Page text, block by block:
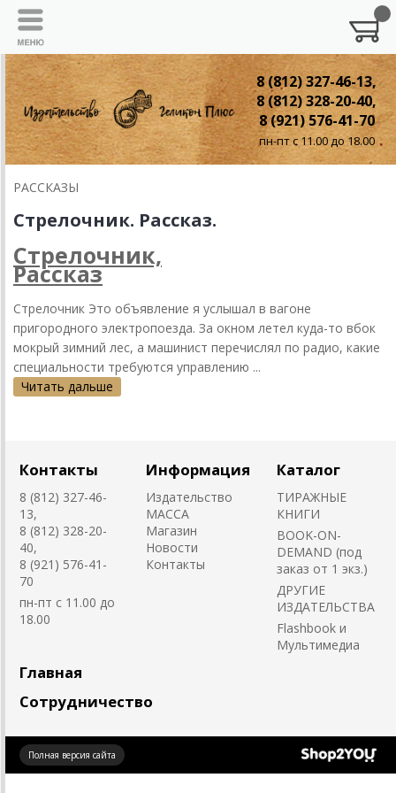
8 (812) 327-46-13,
8 (812) 328-20-40,
8 (921) 576-41-70
пн-пт с 11.00 до 18.00
РАССКАЗЫ
Стрелочник. Рассказ.
Стрелочник,
Рассказ
Стрелочник Это объявление я услышал в вагоне
пригородного электропоезда. За окном летел куда-то вбок
мокрый зимний лес, а машинист перечислял по радио, какие
специальности требуются управлению ...
Читать дальше
Контакты
8 (812) 327-46-
13,
8 (812) 328-20-
40,
8 (921) 576-41-
70
пн-пт с 11.00 до
18.00
Информация
Издательство
MACCA
Магазин
Новости
Контакты
Каталог
ТИРАЖНЫЕ
КНИГИ
BOOK-ON-
DEMAND (под
заказ от 1 экз.)
ДРУГИЕ
ИЗДАТЕЛЬСТВА
Flashbook и
Мультимедиа
Главная
Сотрудничество
Полная версия сайта